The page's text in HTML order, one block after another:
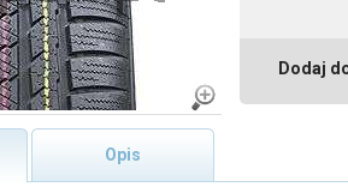
Dodaj
Opis